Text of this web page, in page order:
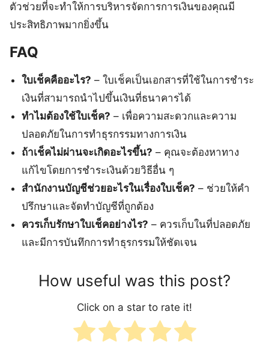
ตัวช่วยที่จะทำให้การบริหารจัดการการเงินของคุณมี
ประสิทธิภาพมากยิ่งขึ้น
FAQ
ใบเช็คคืออะไร? – ใบเช็คเป็นเอกสารที่ใช้ในการชำระ
เงินที่สามารถนำไปขึ้นเงินที่ธนาคารได้
ทำไมต้องใช้ใบเช็ค? – เพื่อความสะดวกและความ
ปลอดภัยในการทำธุรกรรมทางการเงิน
ถ้าเช็คไม่ผ่านจะเกิดอะไรขึ้น? – คุณจะต้องหาทาง
แก้ไขโดยการชำระเงินด้วยวิธีอื่น ๆ
สำนักงานบัญชีช่วยอะไรในเรื่องใบเช็ค? – ช่วยให้คำ
ปรึกษาและจัดทำบัญชีที่ถูกต้อง
ควรเก็บรักษาใบเช็คอย่างไร? – ควรเก็บในที่ปลอดภัย
และมีการบันทึกการทำธุรกรรมให้ชัดเจน
How useful was this post?
Click on a star to rate it!